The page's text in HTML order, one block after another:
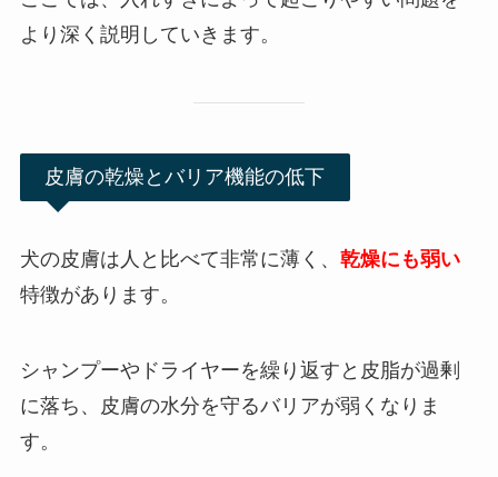
より深く説明していきます。
皮膚の乾燥とバリア機能の低下
犬の皮膚は人と比べて非常に薄く、 乾燥にも弱い
特徴があります。
シャンプーやドライヤーを繰り返すと皮脂が過剰
に落ち、皮膚の水分を守るバリアが弱くなりま
す。